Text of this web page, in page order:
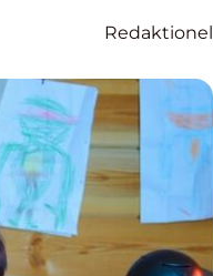
Redaktionel